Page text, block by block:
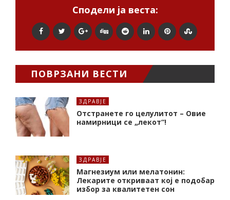
Сподели ја веста:
ПОВРЗАНИ ВЕСТИ
ЗДРАВЈЕ
Отстранете го целулитот – Овие
намирници се „лекот“!
ЗДРАВЈЕ
Магнезиум или мелатонин:
Лекарите откриваат кој е подобар
избор за квалитетен сон